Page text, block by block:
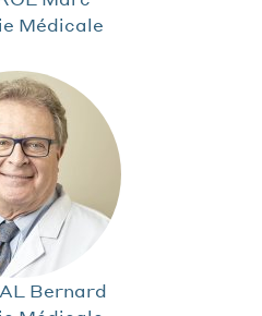
Médicale
Bernard